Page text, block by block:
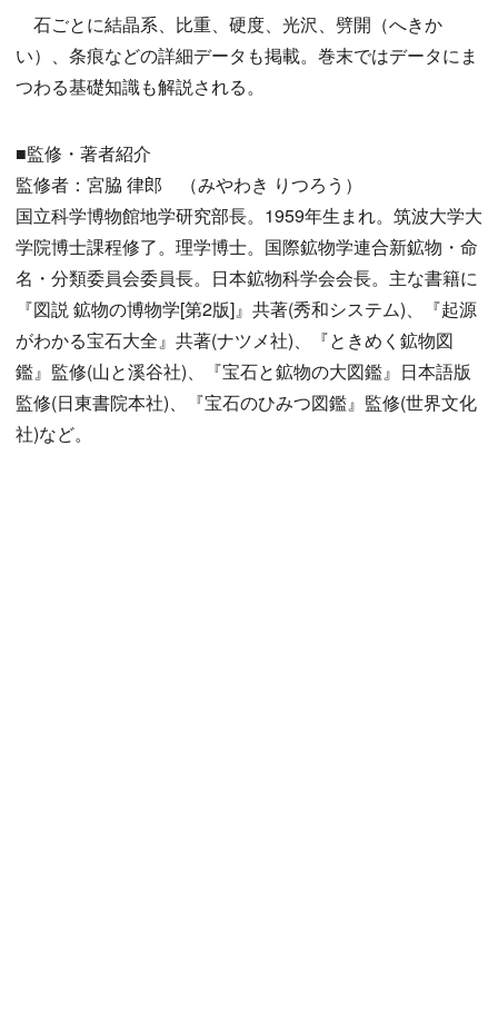
石ごとに結晶系、比重、硬度、光沢、劈開（へきか
い）、条痕などの詳細データも掲載。巻末ではデータにま
つわる基礎知識も解説される。
■監修・著者紹介
監修者：宮脇 律郎 （みやわき りつろう）
国立科学博物館地学研究部長。1959年生まれ。筑波大学大
学院博士課程修了。理学博士。国際鉱物学連合新鉱物・命
名・分類委員会委員長。日本鉱物科学会会長。主な書籍に
『図説 鉱物の博物学[第2版]』共著(秀和システム)、『起源
がわかる宝石大全』共著(ナツメ社)、『ときめく鉱物図
鑑』監修(山と溪谷社)、『宝石と鉱物の大図鑑』日本語版
監修(日東書院本社)、『宝石のひみつ図鑑』監修(世界文化
社)など。